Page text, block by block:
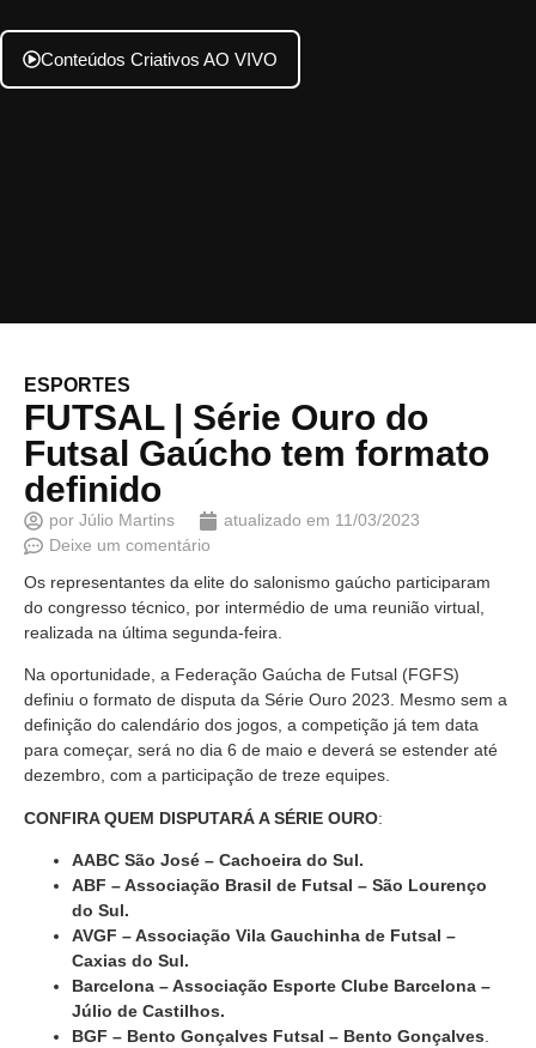
Conteúdos Criativos AO VIVO
ESPORTES
FUTSAL | Série Ouro do
Futsal Gaúcho tem formato
definido
por Júlio Martins atualizado em 11/03/2023
Deixe um comentário
Os representantes da elite do salonismo gaúcho participaram
do congresso técnico, por intermédio de uma reunião virtual,
realizada na última segunda-feira.
Na oportunidade, a Federação Gaúcha de Futsal (FGFS)
definiu o formato de disputa da Série Ouro 2023. Mesmo sem a
definição do calendário dos jogos, a competição já tem data
para começar, será no dia 6 de maio e deverá se estender até
dezembro, com a participação de treze equipes.
CONFIRA QUEM DISPUTARÁ A SÉRIE OURO:
AABC São José – Cachoeira do Sul.
ABF – Associação Brasil de Futsal – São Lourenço
do Sul.
AVGF – Associação Vila Gauchinha de Futsal –
Caxias do Sul.
Barcelona – Associação Esporte Clube Barcelona –
Júlio de Castilhos.
BGF – Bento Gonçalves Futsal – Bento Gonçalves